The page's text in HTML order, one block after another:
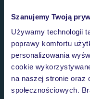
Szanujemy Twoją
Używamy technologii
poprawy komfortu
personalizowania
cookie
na naszej stronie oraz
społecznościowych.